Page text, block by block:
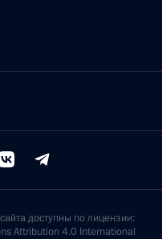
доступны по лицензии:
Attribution 4.0 International